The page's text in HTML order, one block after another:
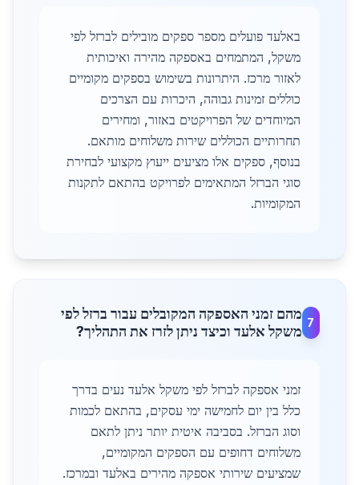
באלעד פועלים מספר ספקים מובילים לברזל לפי
משקל, המתמחים באספקה מהירה ואיכותית
לאזור מרכז. היתרונות בשימוש בספקים מקומיים
כוללים זמינות גבוהה, היכרות עם הצרכים
המיוחדים של הפרויקטים באזור, ומחירים
תחרותיים הכוללים שירות משלוחים מותאם.
בנוסף, ספקים אלו מציעים ייעוץ מקצועי לבחירת
סוגי הברזל המתאימים לפרויקט בהתאם לתקנות
המקומיות.
7
מהם זמני האספקה המקובלים עבור ברזל לפי
משקל אלעד וכיצד ניתן לזרז את התהליך?
זמני אספקה לברזל לפי משקל אלעד נעים בדרך
כלל בין יום לחמישה ימי עסקים, בהתאם לכמות
וסוג הברזל. בסביבה איטית יותר ניתן לתאם
משלוחים דחופים עם הספקים המקומיים,
שמציעים שירותי אספקה מהירים באלעד ובמרכז.